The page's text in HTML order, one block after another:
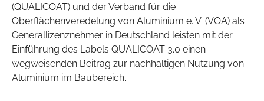
(QUALICOAT) und der Verband für die
Oberflächenveredelung von Aluminium e. V. (VOA) als
Generallizenznehmer in Deutschland leisten mit der
Einführung des Labels QUALICOAT 3.0 einen
wegweisenden Beitrag zur nachhaltigen Nutzung von
Aluminium im Baubereich.